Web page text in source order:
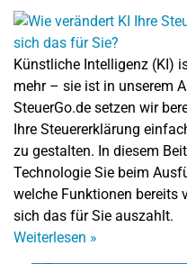
Künstliche Intelligenz (KI)
mehr – sie ist in unserem
SteuerGo.de setzen wir
Ihre Steuererklärung
zu gestalten. In diesem
Technologie Sie beim
welche Funktionen bereits
sich das für Sie auszahlt.
Weiterlesen »